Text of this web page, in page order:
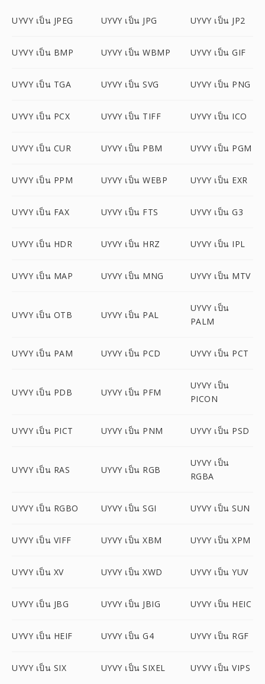
UYVY เป็น JPEG UYVY เป็น JPG UYVY เป็น JP2
UYVY เป็น BMP UYVY เป็น WBMP UYVY เป็น GIF
UYVY เป็น TGA UYVY เป็น SVG UYVY เป็น PNG
UYVY เป็น PCX UYVY เป็น TIFF UYVY เป็น ICO
UYVY เป็น CUR UYVY เป็น PBM UYVY เป็น PGM
UYVY เป็น PPM UYVY เป็น WEBP UYVY เป็น EXR
UYVY เป็น FAX UYVY เป็น FTS UYVY เป็น G3
UYVY เป็น HDR UYVY เป็น HRZ UYVY เป็น IPL
UYVY เป็น MAP UYVY เป็น MNG UYVY เป็น MTV
UYVY เป็น OTB UYVY เป็น PAL
UYVY เป็น
PALM
UYVY เป็น PAM UYVY เป็น PCD UYVY เป็น PCT
UYVY เป็น PDB UYVY เป็น PFM
UYVY เป็น
PICON
UYVY เป็น PICT UYVY เป็น PNM UYVY เป็น PSD
UYVY เป็น RAS UYVY เป็น RGB
UYVY เป็น
RGBA
UYVY เป็น RGBO UYVY เป็น SGI UYVY เป็น SUN
UYVY เป็น VIFF UYVY เป็น XBM UYVY เป็น XPM
UYVY เป็น XV UYVY เป็น XWD UYVY เป็น YUV
UYVY เป็น JBG UYVY เป็น JBIG UYVY เป็น HEIC
UYVY เป็น HEIF UYVY เป็น G4 UYVY เป็น RGF
UYVY เป็น SIX UYVY เป็น SIXEL UYVY เป็น VIPS